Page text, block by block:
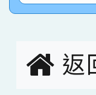
指導
賽
臺灣
市賽
返